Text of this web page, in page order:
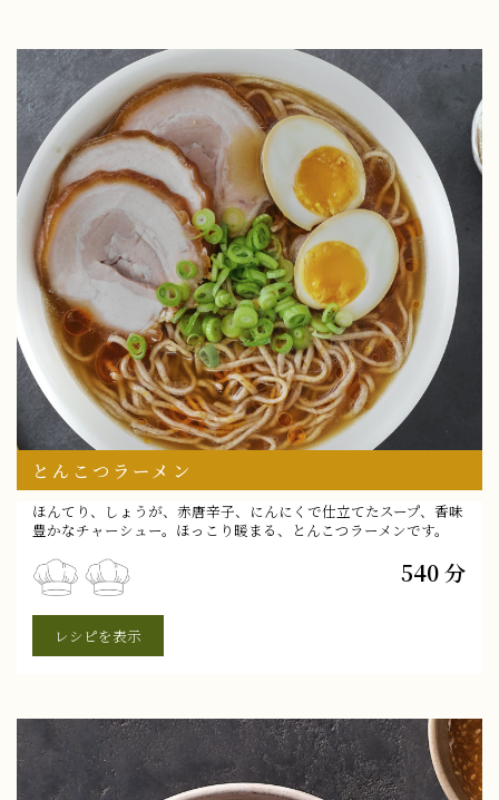
とんこつラーメン
ほんてり、しょうが、赤唐辛子、にんにくで仕立てたスープ、香味
豊かなチャーシュー。ほっこり暖まる、とんこつラーメンです。
540 分
レシピを表示